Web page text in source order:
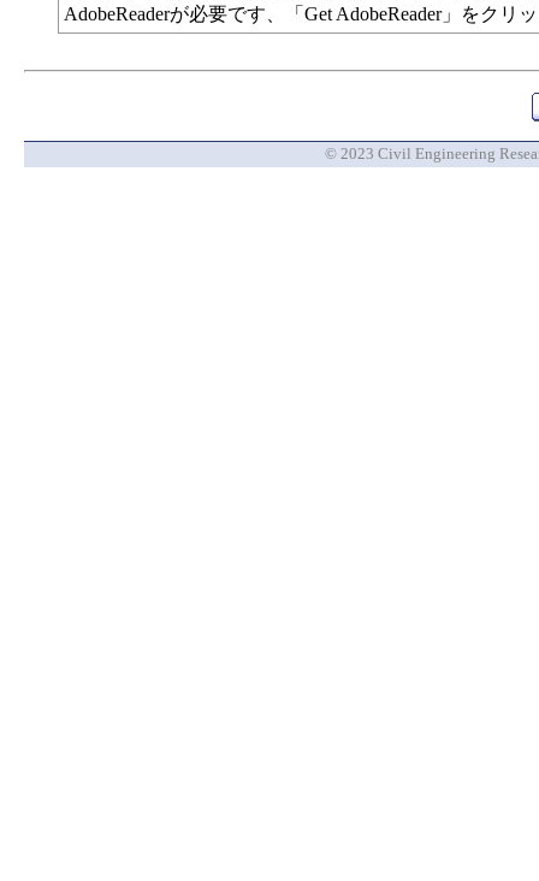
AdobeReaderが必要です、「Get AdobeReader」をク
© 2023 Civil Engineering